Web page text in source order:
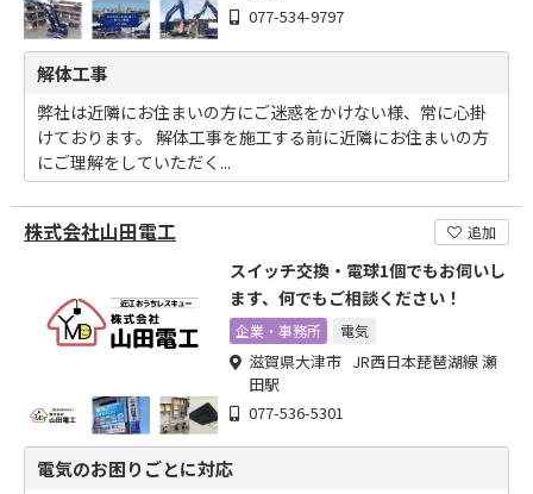
077-534-9797
解体工事
弊社は近隣にお住まいの方にご迷惑をかけない様、常に心掛
けております。 解体工事を施工する前に近隣にお住まいの方
にご理解をしていただく...
株式会社山田電工 追加
スイッチ交換・電球1個でもお伺いし
ます、何でもご相談ください！
企業・事務所 電気
滋賀県大津市 JR西日本琵琶湖線 瀬
田駅
077-536-5301
電気のお困りごとに対応